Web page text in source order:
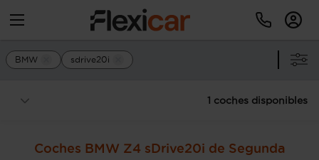
BMW sdrive20i
1 coches disponibles
Coches BMW Z4 sDrive20i de Segunda